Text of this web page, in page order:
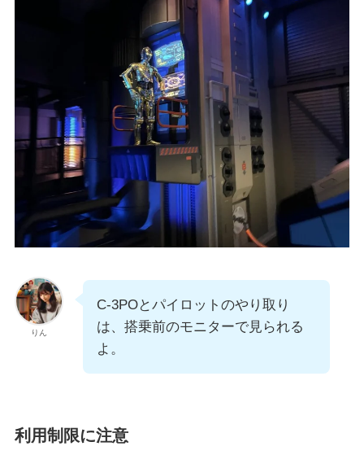
りん
C-3POとパイロットのやり取り
は、搭乗前のモニターで見られる
よ。
利用制限に注意